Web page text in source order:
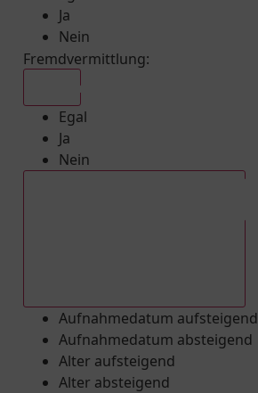
Ja
Nein
Fremdvermittlung:
Egal
Ja
Nein
Aufnahmedatum aufsteigend
Aufnahmedatum absteigend
Alter aufsteigend
Alter absteigend